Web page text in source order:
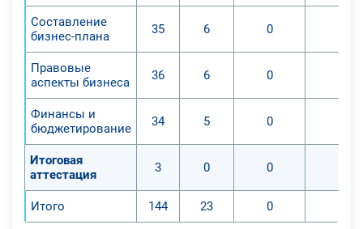
Составление
бизнес-плана
35 6 0
Правовые
аспекты бизнеса
36 6 0
Финансы и
бюджетирование
34 5 0
Итоговая
аттестация
3 0 0
Итого 144 23 0